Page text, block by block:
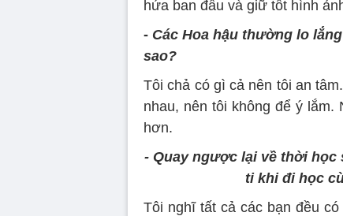
hứa ban đầu và giữ tốt hình
- Các Hoa hậu thường lo
sao?
Tôi chả có gì cả nên tôi an
nhau, nên tôi không để ý
hơn.
- Quay ngược lại về thời
ti khi đi học
Tôi nghĩ tất cả các bạn đều